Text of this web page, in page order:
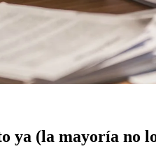
ya (la mayoría no